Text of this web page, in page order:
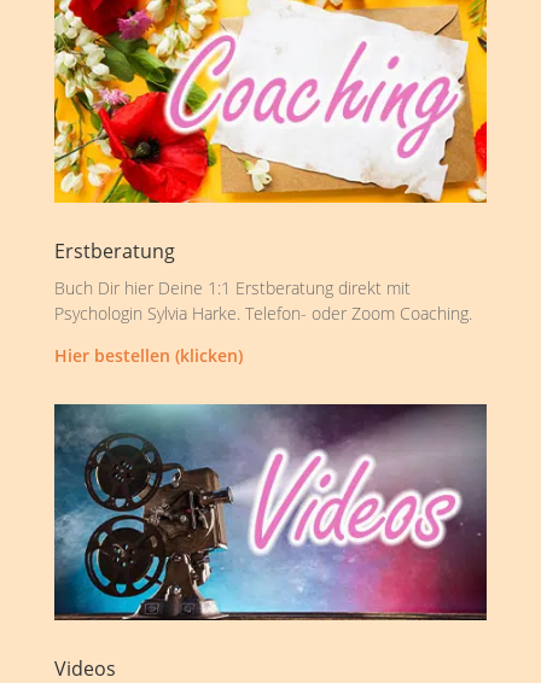
Erstberatung
Buch Dir hier Deine 1:1 Erstberatung direkt mit
Psychologin Sylvia Harke. Telefon- oder Zoom Coaching.
Hier bestellen (klicken)
Videos